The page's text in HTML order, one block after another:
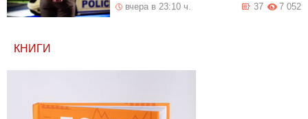
вчера в 23:10 ч. 7 052
37
КНИГИ